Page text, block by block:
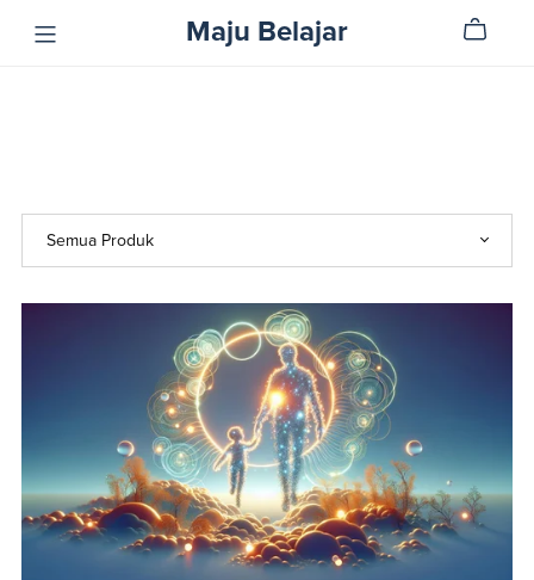
Maju Belajar